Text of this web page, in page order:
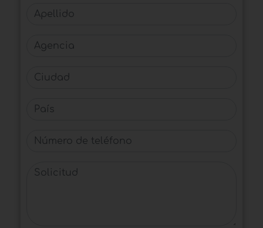
Apellido
Agencia
Ciudad
País
Número de teléfono
Solicitud